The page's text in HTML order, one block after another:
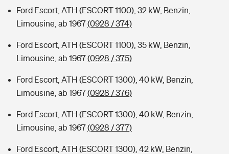
Kinderunfall-Check: Mehr Sicherheit für deine Kids
Typklassen: So ist Ihr Auto eingestuft
Sie haben Fragen?
Ford Escort, ATH (ESCORT 1100), 32 kW, Benzin,
Limousine, ab 1967(0928 / 374)
Ford Escort, ATH (ESCORT 1100), 35 kW, Benzin,
Limousine, ab 1967(0928 / 375)
Ford Escort, ATH (ESCORT 1300), 40 kW, Benzin,
Limousine, ab 1967(0928 / 376)
Ford Escort, ATH (ESCORT 1300), 40 kW, Benzin,
Limousine, ab 1967(0928 / 377)
Ford Escort, ATH (ESCORT 1300), 42 kW, Benzin,